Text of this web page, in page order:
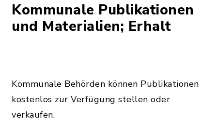
Kommunale Publikationen
und Materialien; Erhalt
Kommunale Behörden können Publikationen
kostenlos zur Verfügung stellen oder
verkaufen.